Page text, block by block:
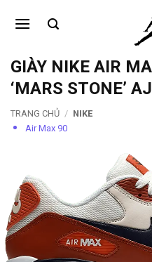
qua
dungGIÀY NIKE AIR
‘MARS STONE’
TRANG CHỦ / NIKE
Air Max 90